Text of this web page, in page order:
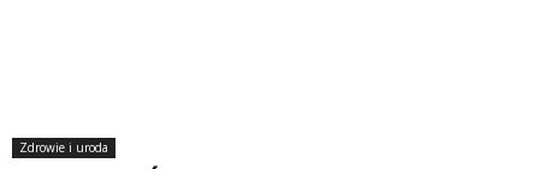
Zdrowie i uroda